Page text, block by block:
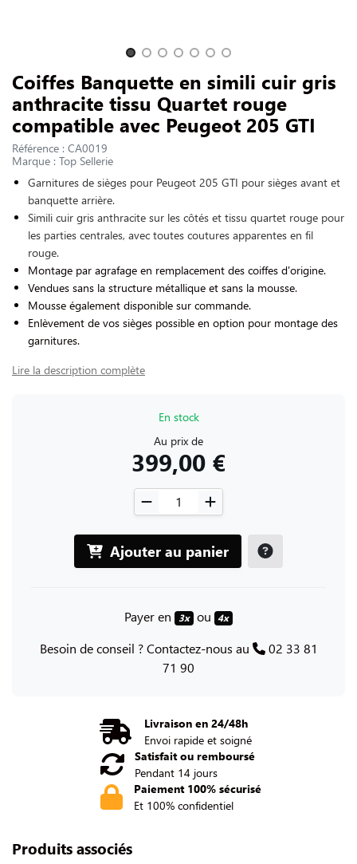
Coiffes Banquette en simili cuir gris
anthracite tissu Quartet rouge
compatible avec Peugeot 205 GTI
Référence : CA0019
Marque : Top Sellerie
Garnitures de sièges pour Peugeot 205 GTI pour sièges avant et
banquette arrière.
Simili cuir gris anthracite sur les côtés et tissu quartet rouge pour
les parties centrales, avec toutes coutures apparentes en fil
rouge.
Montage par agrafage en remplacement des coiffes d'origine.
Vendues sans la structure métallique et sans la mousse.
Mousse également disponible sur commande.
Enlèvement de vos sièges possible en option pour montage des
garnitures.
Lire la description complète
En stock
Au prix de
399,00 €
Ajouter au panier
Payer en 3x ou 4x
Besoin de conseil ? Contactez-nous au
02 33 81
71 90
Livraison en 24/48h
Envoi rapide et soigné
Satisfait ou remboursé
Pendant 14 jours
Paiement 100% sécurisé
Et 100% confidentiel
Produits associés